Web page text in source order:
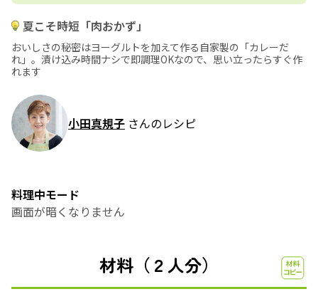
夏こそ時短「肉おかず」
おいしさの秘密はヨーグルトを加えて作る自家製の「カレーだ
れ」。漬け込み時間ナシで即調理OKなので、思い立ったらすぐ作
れます
小田真規子 さんのレシピ
料理中モード
画面が暗くなりません
材料（２人分）